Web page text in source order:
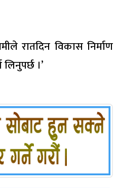
रातदिन विकास निर्माण
।’